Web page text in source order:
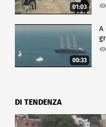
01:03
00:33
A
DI TENDENZA